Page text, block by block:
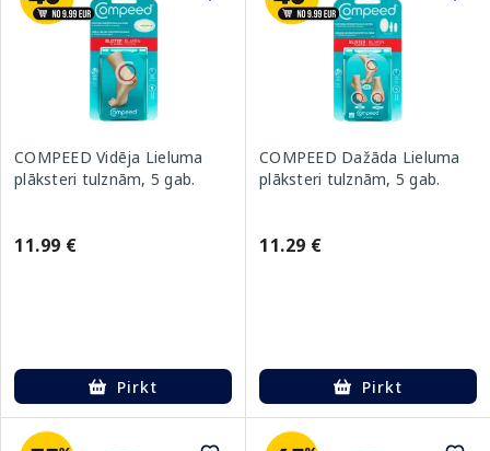
COMPEED Vidēja Lieluma
plāksteri tulznām, 5 gab.
11.99 €
Pirkt
COMPEED Dažāda Lieluma
plāksteri tulznām, 5 gab.
11.29 €
Pirkt